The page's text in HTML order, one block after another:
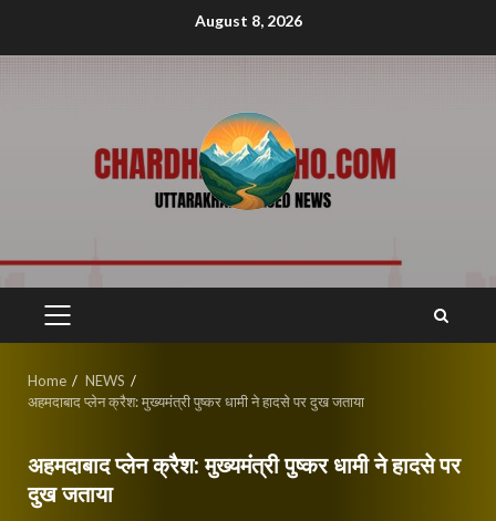
August 8, 2026
PRIMARY
Home
NEWS
अहमदाबाद प्लेन क्रैश: मुख्यमंत्री पुष्कर धामी ने हादसे पर दुख जताया
अहमदाबाद प्लेन क्रैश: मुख्यमंत्री पुष्कर धामी ने हादसे पर
दुख जताया